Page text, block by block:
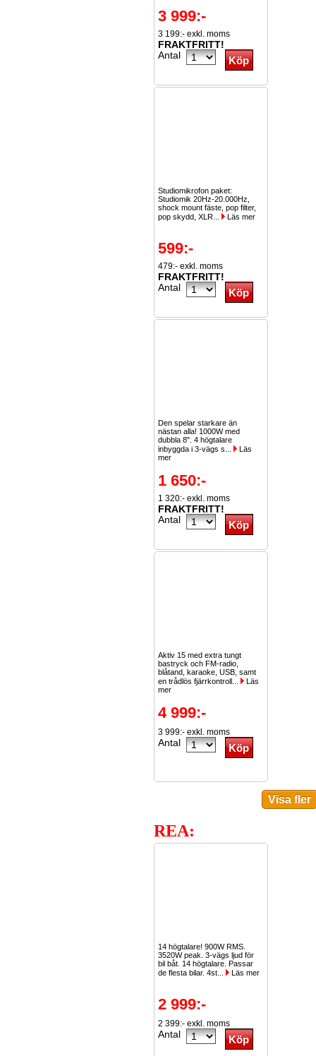
3 999:-
3 199:- exkl. moms
FRAKTFRITT!
Antal
Studiomikrofon paket:
Studiomik 20Hz-20.000Hz,
shock mount fäste, pop filter,
pop skydd, XLR...
Läs mer
599:-
479:- exkl. moms
FRAKTFRITT!
Antal
Den spelar starkare än
nästan alla! 1000W med
dubbla 8". 4 högtalare
inbyggda i 3-vägs s...
Läs
mer
1 650:-
1 320:- exkl. moms
FRAKTFRITT!
Antal
Aktiv 15 med extra tungt
bastryck och FM-radio,
blåtand, karaoke, USB, samt
en trådlös fjärrkontroll...
Läs
mer
4 999:-
3 999:- exkl. moms
Antal
REA:
14 högtalare! 900W RMS.
3520W peak. 3-vägs ljud för
bil båt. 14 högtalare. Passar
de flesta bilar. 4st...
Läs mer
2 999:-
2 399:- exkl. moms
Antal